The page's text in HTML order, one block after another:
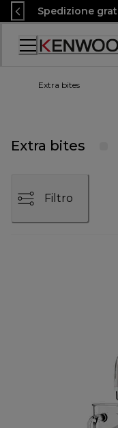
Skip
to
Content
Spedizione
Accessibility
Extra bites
Extra bites
Filtro